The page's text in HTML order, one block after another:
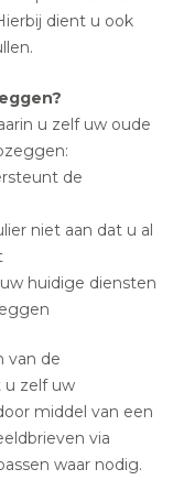
dient u ook
u zelf uw oude
de
niet aan dat u al
huidige diensten
van de
u zelf uw
middel van een
via
waar nodig.